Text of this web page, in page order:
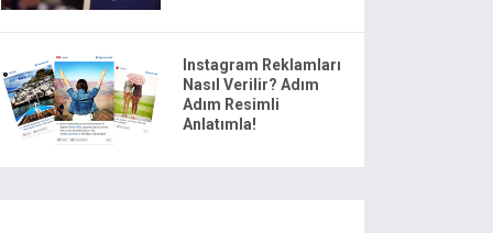
Instagram Reklamları
Nasıl Verilir? Adım
Adım Resimli
Anlatımla!